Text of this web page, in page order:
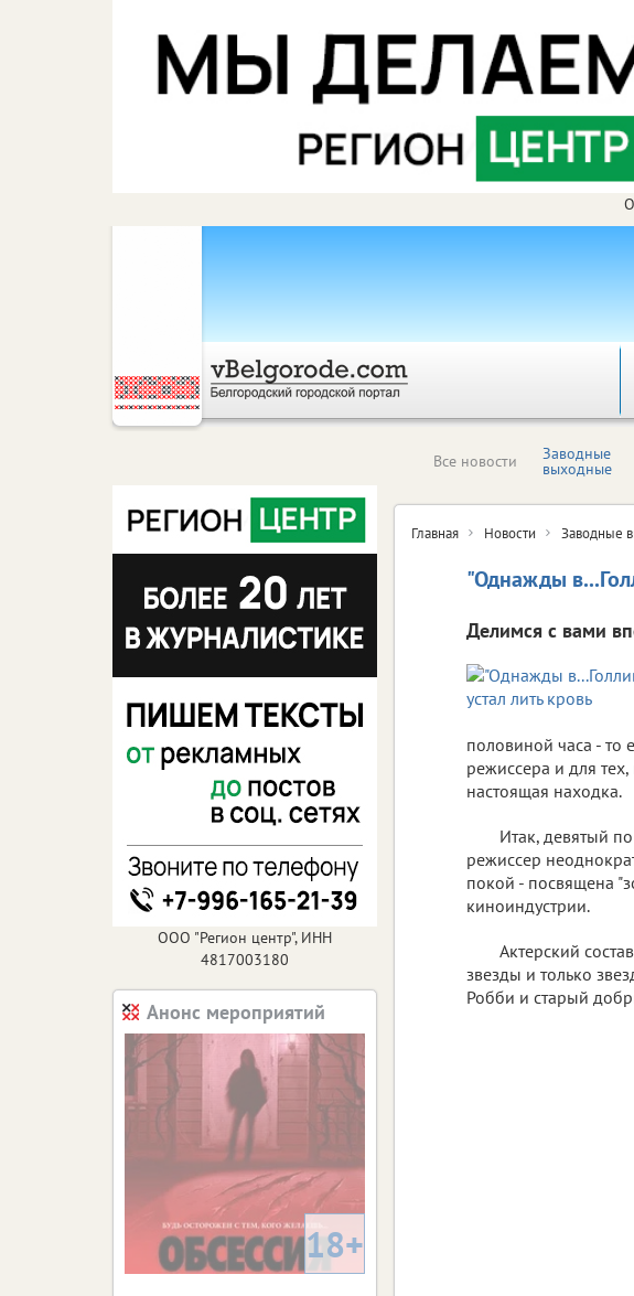
Все новости Заводные
выходные
Главная Новости Заводные
"Однажды
Делимся с вами
половиной часа - то
режиссера и для
настоящая находка.
Итак, девятый
режиссер
покой - посвящена
киноиндустрии.
Актерский
звезды и только
Робби и старый
ООО "Регион центр", ИНН
4817003180
Анонс мероприятий
18+